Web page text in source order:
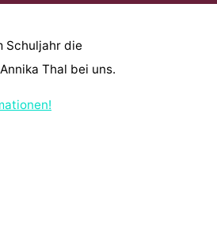
Schuljahr die
Thal bei uns.